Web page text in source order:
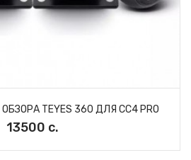
TEYES 360 ДЛЯ CC4 PRO
13500 с.